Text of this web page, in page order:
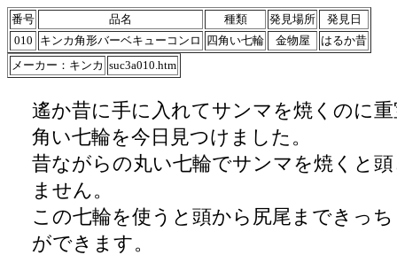
番号 品名 種類 発見場所
発見日
010
キンカ角形バーベキューコンロ 四角い七輪 金物屋
はるか昔
メーカー：キンカ suc3a010.htm
遙か昔に手に入れてサンマを焼くのに
角い七輪を今日見つけました。
昔ながらの丸い七輪でサンマを焼くと
ません。
この七輪を使うと頭から尻尾まできっ
ができます。